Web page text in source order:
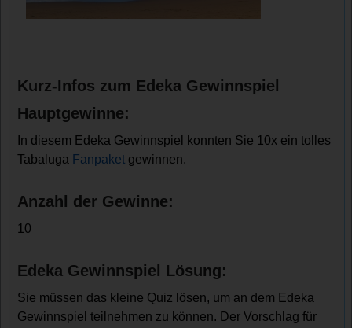
Kurz-Infos zum Edeka Gewinnspiel
Hauptgewinne:
In diesem Edeka Gewinnspiel konnten Sie 10x ein tolles
Tabaluga Fanpaket gewinnen.
Anzahl der Gewinne:
10
Edeka Gewinnspiel Lösung:
Sie müssen das kleine Quiz lösen, um an dem Edeka
Gewinnspiel teilnehmen zu können. Der Vorschlag für